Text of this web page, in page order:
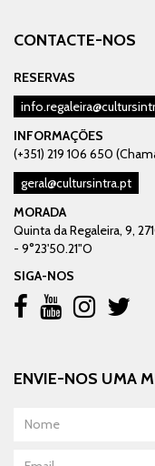
CONTACTE-NOS
RESERVAS
INFORMAÇÕES
(+351) 219 106 650
geral@cultursintra.pt
MORADA
Quinta da Regaleira, 9,
- 9°23'50.21"O
SIGA-NOS
ENVIE-NOS UMA